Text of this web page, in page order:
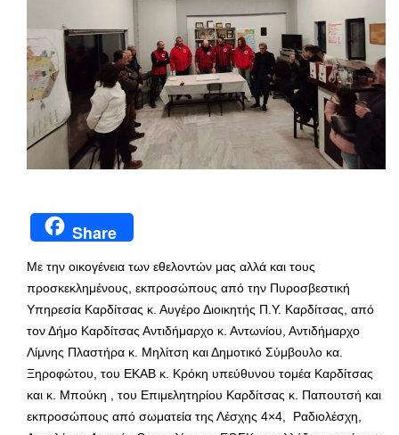
Share
Με την οικογένεια των εθελοντών μας αλλά και τους
προσκεκλημένους, εκπροσώπους από την Πυροσβεστική
Υπηρεσία Καρδίτσας κ. Αυγέρο Διοικητής Π.Υ. Καρδίτσας, από
τον Δήμο Καρδίτσας Αντιδήμαρχο κ. Αντωνίου, Αντιδήμαρχο
Λίμνης Πλαστήρα κ. Μηλίτση και Δημοτικό Σύμβουλο κα.
Ξηροφώτου, του ΕΚΑΒ κ. Κρόκη υπεύθυνου τομέα Καρδίτσας
και κ. Μπούκη , του Επιμελητηρίου Καρδίτσας κ. Παπουτσή και
εκπροσώπους από σωματεία της Λέσχης 4×4, Ραδιολέσχη,